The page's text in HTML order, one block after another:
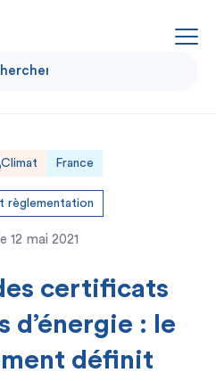
Climat France
règlementation
12 mai 2021
certificats
d’énergie : le
définit